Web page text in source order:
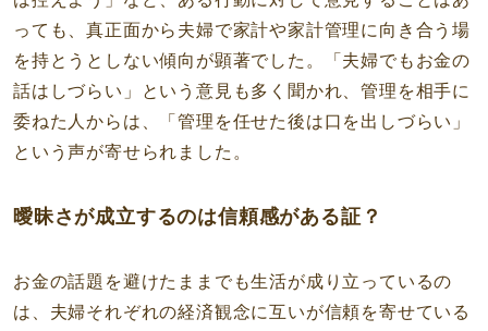
っても、真正面から夫婦で家計や家計管理に向き合う場
を持とうとしない傾向が顕著でした。「夫婦でもお金の
話はしづらい」という意見も多く聞かれ、管理を相手に
委ねた人からは、「管理を任せた後は口を出しづらい」
という声が寄せられました。
曖昧さが成立するのは信頼感がある証？
お金の話題を避けたままでも生活が成り立っているの
は、夫婦それぞれの経済観念に互いが信頼を寄せている